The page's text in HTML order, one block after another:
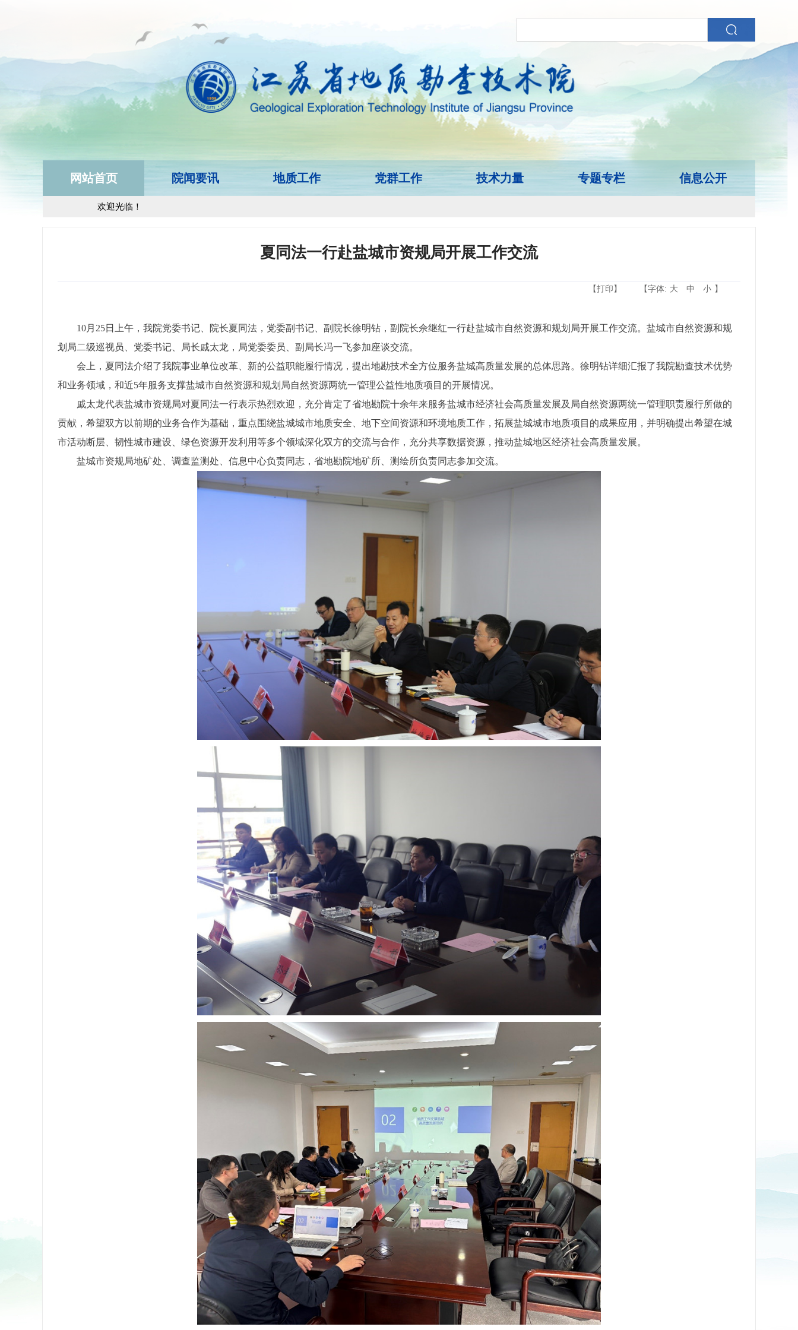
网站首页 院闻要讯 地质工作 党群工作 技术力量 专题专栏 信息公开
欢迎光临！
夏同法一行赴盐城市资规局开展工作交流
【字体: 大 中 小 】
【打印】
10月25日上午，我院党委书记、院长夏同法，党委副书记、副院长徐明钻，副院长佘继红一行赴盐城市自然资源和规划局开展工作交流。盐城市自然资源和规
划局二级巡视员、党委书记、局长戚太龙，局党委委员、副局长冯一飞参加座谈交流。
会上，夏同法介绍了我院事业单位改革、新的公益职能履行情况，提出地勘技术全方位服务盐城高质量发展的总体思路。徐明钻详细汇报了我院勘查技术优势
和业务领域，和近5年服务支撑盐城市自然资源和规划局自然资源两统一管理公益性地质项目的开展情况。
戚太龙代表盐城市资规局对夏同法一行表示热烈欢迎，充分肯定了省地勘院十余年来服务盐城市经济社会高质量发展及局自然资源两统一管理职责履行所做的
贡献，希望双方以前期的业务合作为基础，重点围绕盐城城市地质安全、地下空间资源和环境地质工作，拓展盐城城市地质项目的成果应用，并明确提出希望在城
市活动断层、韧性城市建设、绿色资源开发利用等多个领域深化双方的交流与合作，充分共享数据资源，推动盐城地区经济社会高质量发展。
盐城市资规局地矿处、调查监测处、信息中心负责同志，省地勘院地矿所、测绘所负责同志参加交流。